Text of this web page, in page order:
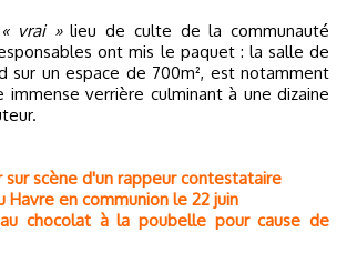
« vrai »lieu de culte de la communauté
ont mis le paquet : la salle de
sur un espace de 700m², est notamment
verrière culminant à une dizaine
scène d'un rappeur contestataire
Havre en communion le 22 juin
chocolat à la poubelle pour cause de